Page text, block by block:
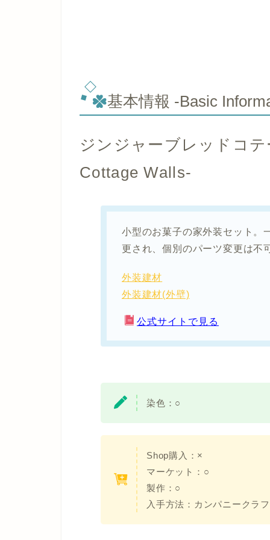
基本情報 -Basic
ジンジャーブレッドコ
Cottage Walls-
小型のお菓子の家外装セット。
更され、個別のパーツ変更は不
外装建材
外装建材(外壁)
公式サイトで見る
染色： ○
Shop購入：×
マーケット：○
製作：○
入手方法： カンパニークラ